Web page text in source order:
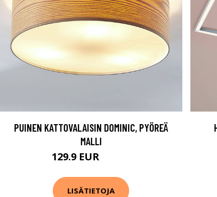
PUINEN KATTOVALAISIN DOMINIC, PYÖREÄ
MALLI
129.9 EUR
LISÄTIETOJA